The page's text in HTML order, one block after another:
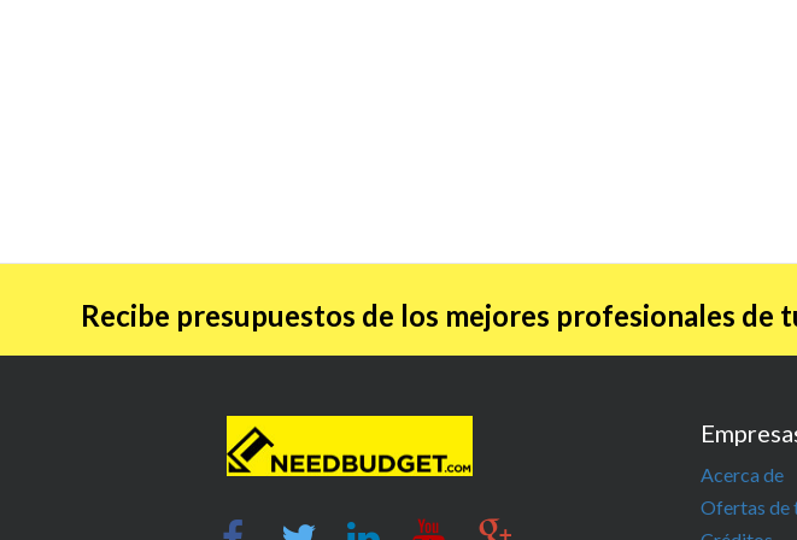
Recibe presupuestos de los mejores profesionales de
Acerca de
Ofertas de